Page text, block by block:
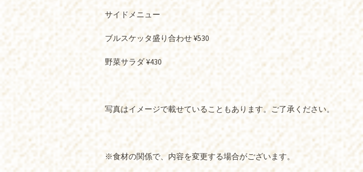
サイドメニュー
ブルスケッタ盛り合わせ ¥530
野菜サラダ ¥430
写真はイメージで載せていることもあります。ご了承ください。
※食材の関係で、内容を変更する場合がございます。